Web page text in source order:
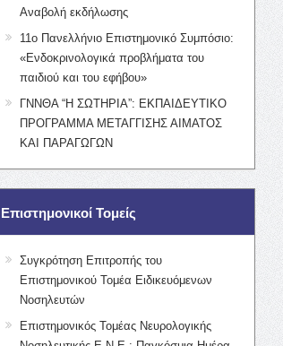
Αναβολή εκδήλωσης
11ο Πανελλήνιο Επιστημονικό Συμπόσιο:
«Ενδοκρινολογικά προβλήματα του
παιδιού και του εφήβου»
ΓΝΝΘΑ “Η ΣΩΤΗΡΙΑ”: ΕΚΠΑΙΔΕΥΤΙΚΟ
ΠΡΟΓΡΑΜΜΑ ΜΕΤΑΓΓΙΣΗΣ ΑΙΜΑΤΟΣ
ΚΑΙ ΠΑΡΑΓΩΓΩΝ
Επιστημονικοί Τομείς
Συγκρότηση Επιτροπής του
Επιστημονικού Τομέα Ειδικευόμενων
Νοσηλευτών
Επιστημονικός Τομέας Νευρολογικής